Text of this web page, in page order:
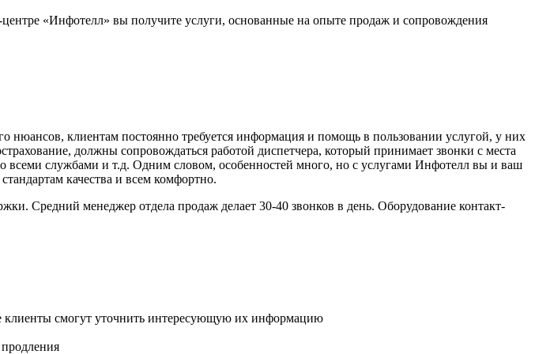
«Инфотелл» вы получите услуги, основанные на опыте продаж и сопровождения
клиентам постоянно требуется информация и помощь в пользовании услугой, у них
должны сопровождаться работой диспетчера, который принимает звонки с места
всеми службами и т.д. Одним словом, особенностей много, но с услугами Инфотелл вы и ваш
качества и всем комфортно.
Средний менеджер отдела продаж делает 30-40 звонков в день. Оборудование контакт-
смогут уточнить интересующую их информацию